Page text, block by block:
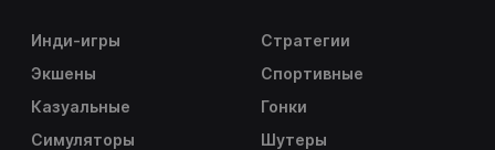
Инди-игры
Экшены
Казуальные
Симуляторы
Стратегии
Спортивные
Гонки
Шутеры